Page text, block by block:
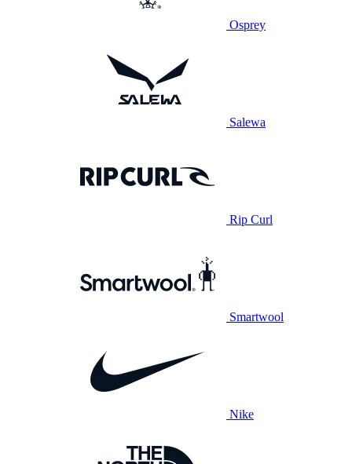
Osprey
Salewa
Rip Curl
Smartwool
Nike